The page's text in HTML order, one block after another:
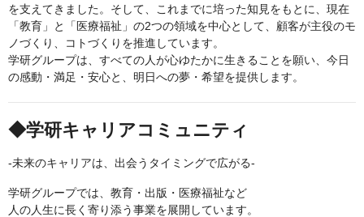
を支えてきました。そして、これまでに培った知見をもとに、現在
「教育」と「医療福祉」の2つの領域を中心として、顧客が主役のモ
ノづくり、コトづくりを推進しています。
学研グループは、すべての人が心ゆたかに生きることを願い、今日
の感動・満足・安心と、明日への夢・希望を提供します。
◆学研キャリアコミュニティ
-未来のキャリアは、出会うタイミングで広がる-
学研グループでは、教育・出版・医療福祉など
人の人生に長く寄り添う事業を展開しています。